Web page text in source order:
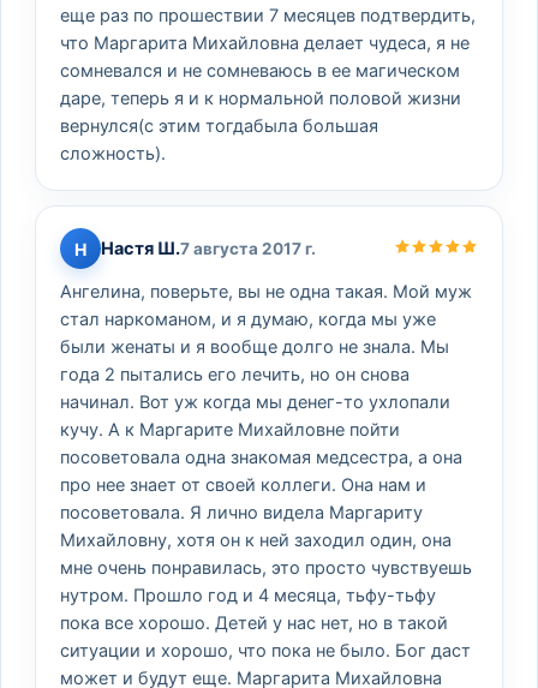
еще раз по прошествии 7 месяцев подтвердить,
что Маргарита Михайловна делает чудеса, я не
сомневался и не сомневаюсь в ее магическом
даре, теперь я и к нормальной половой жизни
вернулся(с этим тогдабыла большая
сложность).
Н Настя Ш.7 августа 2017 г.
Ангелина, поверьте, вы не одна такая. Мой муж
стал наркоманом, и я думаю, когда мы уже
были женаты и я вообще долго не знала. Мы
года 2 пытались его лечить, но он снова
начинал. Вот уж когда мы денег-то ухлопали
кучу. А к Маргарите Михайловне пойти
посоветовала одна знакомая медсестра, а она
про нее знает от своей коллеги. Она нам и
посоветовала. Я лично видела Маргариту
Михайловну, хотя он к ней заходил один, она
мне очень понравилась, это просто чувствуешь
нутром. Прошло год и 4 месяца, тьфу-тьфу
пока все хорошо. Детей у нас нет, но в такой
ситуации и хорошо, что пока не было. Бог даст
может и будут еще. Маргарита Михайловна